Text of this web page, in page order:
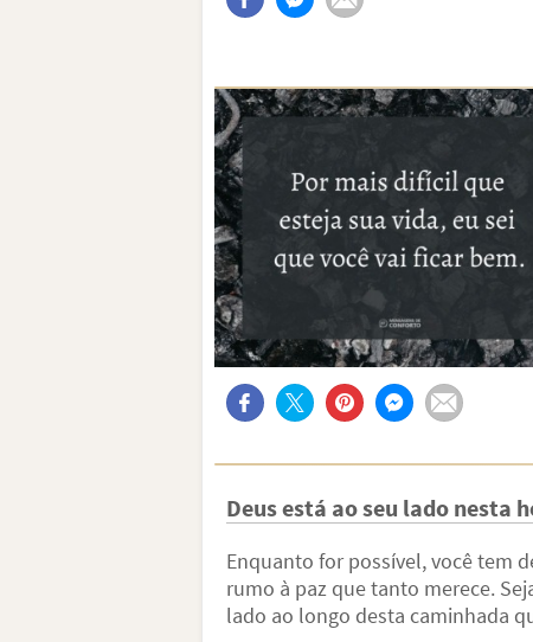
Deus está ao seu lado nesta
Enquanto for possível, você tem
rumo à paz que tanto merece.
lado ao longo desta caminhada